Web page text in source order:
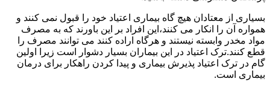
بسیاری از معتادان هیچ گاه بیماری اعتیاد خود را قبول نمی کنند و
همواره آن را انکار می کنند،این افراد بر این باورند که به مصرف
مواد مخدر وابسته نیستند و هرگاه اراده کنند می توانند مصرف را
قطع کنند.ترک اعتیاد در این بیماران بسیار دشوار است زیرا اولین
گام در ترک اعتیاد پذیرش بیماری و پیدا کردن راهکار برای درمان
بیماری است.